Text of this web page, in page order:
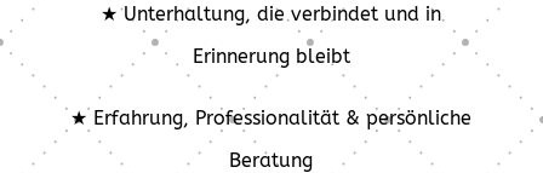
★ Unterhaltung, die verbindet und in
Erinnerung bleibt
★ Erfahrung, Professionalität & persönliche
Beratung